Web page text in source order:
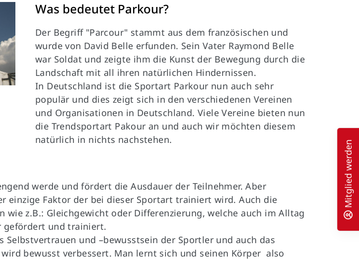
Was bedeutet Parkour?
Der Begriff "Parcour" stammt aus dem französischen und
wurde von David Belle erfunden. Sein Vater Raymond Belle
war Soldat und zeigte ihm die Kunst der Bewegung durch die
Landschaft mit all ihren natürlichen Hindernissen.
In Deutschland ist die Sportart Parkour nun auch sehr
populär und dies zeigt sich in den verschiedenen Vereinen
und Organisationen in Deutschland. Viele Vereine bieten nun
die Trendsportart Pakour an und auch wir möchten diesem
natürlich in nichts nachstehen.
werde und fördert die Ausdauer der Teilnehmer. Aber
einzige Faktor der bei dieser Sportart trainiert wird. Auch die
wie z.B.: Gleichgewicht oder Differenzierung, welche auch im Alltag
gefördert und trainiert.
Selbstvertrauen und –bewusstsein der Sportler und auch das
bewusst verbessert. Man lernt sich und seinen Körper also
Mitglied werden